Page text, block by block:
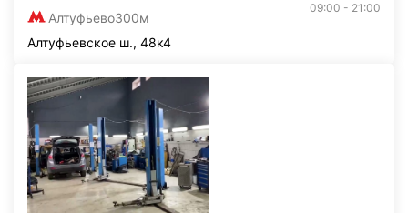
Алтуфьево300м
09:00 - 21:00
Алтуфьевское ш., 48к4